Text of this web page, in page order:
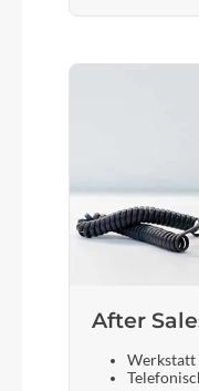
After
Werkstatt